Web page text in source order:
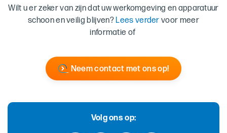
Wilt u er zeker van zijn dat uw werkomgeving en apparatuur
schoon en veilig blijven? Lees verder voor meer
informatie of
Neem contact met ons op!
Volg ons op: